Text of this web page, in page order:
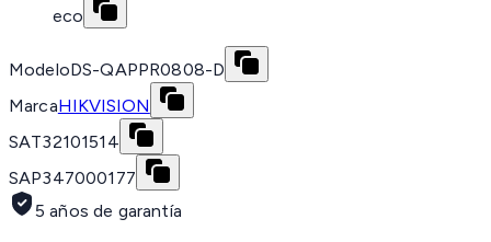
eco
ModeloDS-QAPPR0808-D
MarcaHIKVISION
SAT32101514
SAP347000177
5 años de garantía